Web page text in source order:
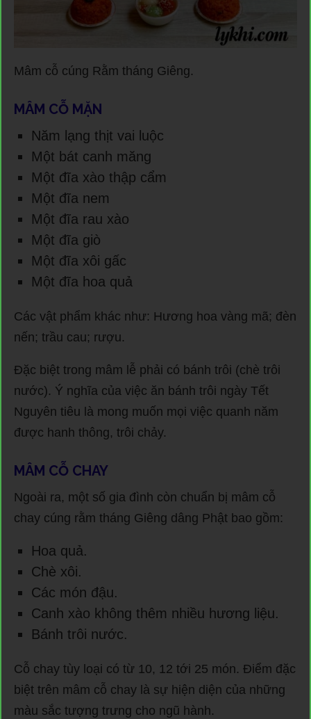
Mâm cỗ cúng Rằm tháng Giêng.
MÂM CỖ MẶN
Năm lạng thịt vai luộc
Một bát canh măng
Một đĩa xào thập cẩm
Một đĩa nem
Một đĩa rau xào
Một đĩa giò
Một đĩa xôi gấc
Một đĩa hoa quả
Các vật phẩm khác như: Hương hoa vàng mã; đèn
nến; trầu cau; rượu.
Đặc biệt trong mâm lễ phải có bánh trôi (chè trôi
nước). Ý nghĩa của việc ăn bánh trôi ngày Tết
Nguyên tiêu là mong muốn mọi việc quanh năm
được hanh thông, trôi chảy.
MÂM CỖ CHAY
Ngoài ra, một số gia đình còn chuẩn bị mâm cỗ
chay cúng rằm tháng Giêng dâng Phật bao gồm:
Hoa quả.
Chè xôi.
Các món đậu.
Canh xào không thêm nhiều hương liệu.
Bánh trôi nước.
Cỗ chay tùy loại có từ 10, 12 tới 25 món. Điểm đặc
biệt trên mâm cỗ chay là sự hiện diện của những
màu sắc tượng trưng cho ngũ hành.